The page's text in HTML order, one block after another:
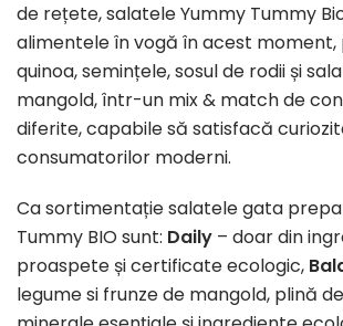
de rețete, salatele Yummy Tummy
alimentele în vogă în acest
quinoa, semințele, sosul de rodii și
mangold, într-un mix & match de
diferite, capabile să satisfacă
consumatorilor moderni.
Ca sortimentație salatele gata
Tummy BIO sunt: Daily – doar din
proaspete și certificate ecologic,
legume si frunze de mangold, plină